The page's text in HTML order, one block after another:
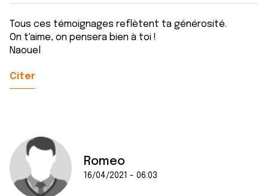
Tous ces témoignages reflètent ta générosité.
On t'aime, on pensera bien à toi !
Naouel
Citer
Romeo
16/04/2021 - 06:03